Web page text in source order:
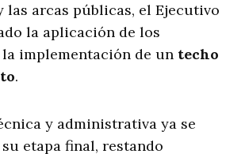
las arcas públicas, el Ejecutivo
la aplicación de los
implementación de un techo
.
y administrativa ya se
etapa final, restando